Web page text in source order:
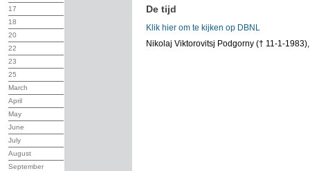
17
18
20
22
23
25
March
April
May
June
July
August
September
De tijd
Klik hier om te kijken op DBNL
Nikolaj Viktorovitsj Podgorny († 11-1-